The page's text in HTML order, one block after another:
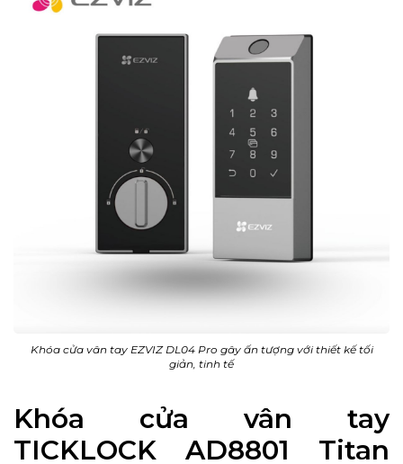
Khóa cửa vân tay EZVIZ DL04 Pro gây ấn tượng với thiết kế tối
giản, tinh tế
Khóa cửa vân tay
TICKLOCK AD8801 Titan